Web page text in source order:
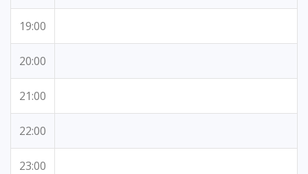
19:00
20:00
21:00
22:00
23:00